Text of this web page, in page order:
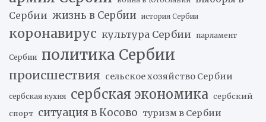
Сербии жизнь в Сербии история Сербии
коронавирус культура Сербии парламент
Сербии политика Сербии
происшествия сельское хозяйство Сербии
сербская кухня сербская экономика сербский
спорт ситуация в Косово туризм в Сербии